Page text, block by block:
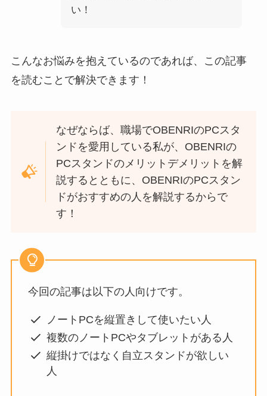
い！
こんなお悩みを抱えているのであれば、この記事
を読むことで解決できます！
なぜならば、職場でOBENRIのPCスタ
ンドを愛用している私が、OBENRIの
PCスタンドのメリットデメリットを解
説するとともに、OBENRIのPCスタン
ドがおすすめの人を解説するからで
す！
今回の記事は以下の人向けです。
ノートPCを縦置きして使いたい人
複数のノートPCやタブレットがある人
縦掛けではなく自立スタンドが欲しい
人